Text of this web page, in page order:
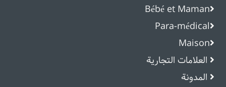
Bébé et Maman
Para-médical
Maison
العلامات التجارية
المدونة